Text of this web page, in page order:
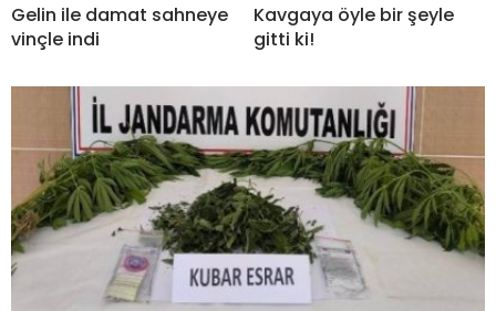
Gelin ile damat sahneye
vinçle indi
Kavgaya öyle bir şeyle
gitti ki!